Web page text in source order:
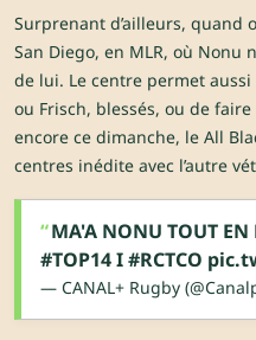
Surprenant d’ailleurs, quand
San Diego, en MLR, où Nonu
de lui. Le centre permet
ou Frisch, blessés, ou de
encore ce dimanche, le All
centres inédite avec l’autre
MA'A NONU TOUT EN
#TOP14I#RCTCO
— CANAL+ Rugby